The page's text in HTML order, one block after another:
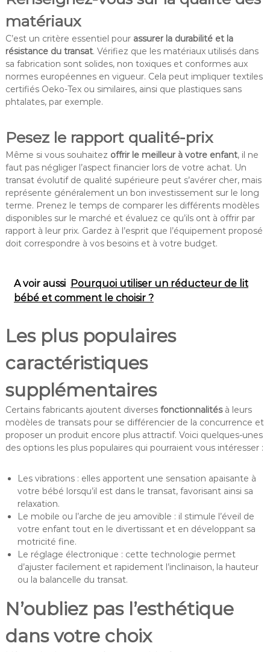
matériaux
C’est un critère essentiel pour assurer la durabilité et la
résistance du transat. Vérifiez que les matériaux utilisés dans
sa fabrication sont solides, non toxiques et conformes aux
normes européennes en vigueur. Cela peut impliquer textiles
certifiés Oeko-Tex ou similaires, ainsi que plastiques sans
phtalates, par exemple.
Pesez le rapport qualité-prix
Même si vous souhaitez offrir le meilleur à votre enfant, il ne
faut pas négliger l’aspect financier lors de votre achat. Un
transat évolutif de qualité supérieure peut s’avérer cher, mais
représente généralement un bon investissement sur le long
terme. Prenez le temps de comparer les différents modèles
disponibles sur le marché et évaluez ce qu’ils ont à offrir par
rapport à leur prix. Gardez à l’esprit que l’équipement proposé
doit correspondre à vos besoins et à votre budget.
A voir aussi Pourquoi utiliser un réducteur de lit
bébé et comment le choisir ?
Les plus populaires
caractéristiques
supplémentaires
Certains fabricants ajoutent diverses fonctionnalitésà leurs
modèles de transats pour se différencier de la concurrence et
proposer un produit encore plus attractif. Voici quelques-unes
des options les plus populaires qui pourraient vous intéresser :
Les vibrations : elles apportent une sensation apaisante à
votre bébé lorsqu’il est dans le transat, favorisant ainsi sa
relaxation.
Le mobile ou l’arche de jeu amovible : il stimule l’éveil de
votre enfant tout en le divertissant et en développant sa
motricité fine.
Le réglage électronique : cette technologie permet
d’ajuster facilement et rapidement l’inclinaison, la hauteur
ou la balancelle du transat.
N’oubliez pas l’esthétique
dans votre choix